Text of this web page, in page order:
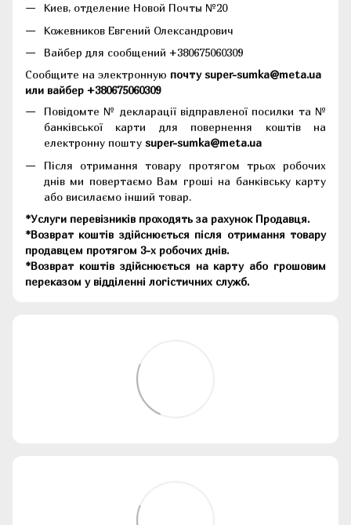
Киев, отделение Новой Почты №20
Кожевников Евгений Олександрович
Вайбер для сообщений +380675060309
Сообщите на электронную почту super-sumka@meta.ua
или вайбер +380675060309
Повідомте № декларації відправленої посилки та №
банківської карти для повернення коштів на
електронну пошту super-sumka@meta.ua
Після отримання товару протягом трьох робочих
днів ми повертаємо Вам гроші на банківську карту
або висилаємо інший товар.
*Услуги перевізників проходять за рахунок Продавця.
*Возврат коштів здійснюється після отримання товару
продавцем протягом 3-х робочих днів.
*Возврат коштів здійснюється на карту або грошовим
переказом у відділенні логістичних служб.